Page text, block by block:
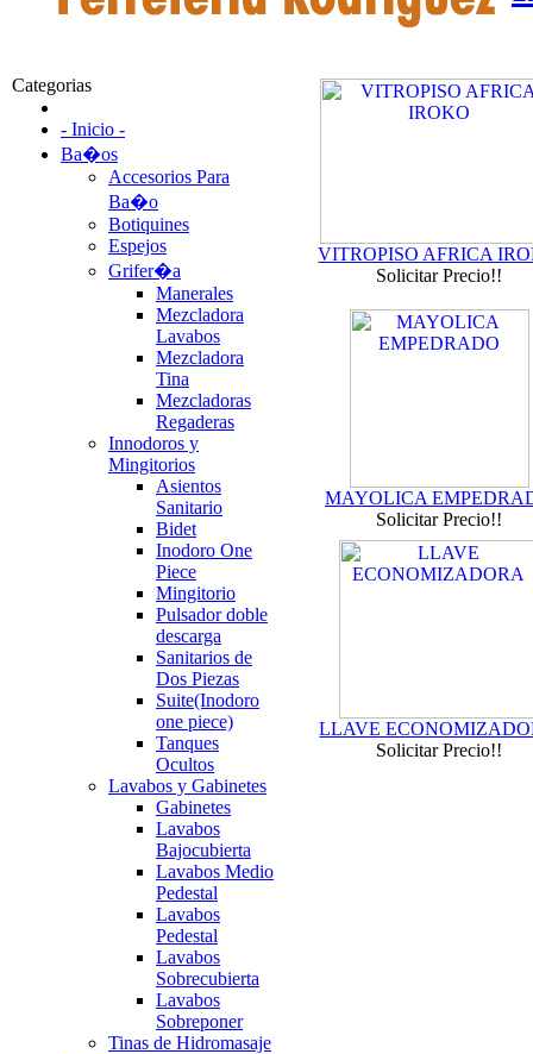
Categorias
- Inicio -
Ba�os
Accesorios Para
Ba�o
Botiquines
Espejos
Grifer�a
Manerales
Mezcladora
Lavabos
Mezcladora
Tina
Mezcladoras
Regaderas
Innodoros y
Mingitorios
Asientos
Sanitario
Bidet
Inodoro One
Piece
Mingitorio
Pulsador doble
descarga
Sanitarios de
Dos Piezas
Suite(Inodoro
one piece)
Tanques
Ocultos
Lavabos y Gabinetes
Gabinetes
Lavabos
Bajocubierta
Lavabos Medio
Pedestal
Lavabos
Pedestal
Lavabos
Sobrecubierta
Lavabos
Sobreponer
Tinas de Hidromasaje
VITROPISO AFRICA
Solicitar Precio!!
MAYOLICA
Solicitar Precio!!
LLAVE
Solicitar Precio!!